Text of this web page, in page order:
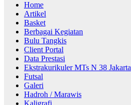
Home
Artikel
Basket
Berbagai Kegiatan
Bulu Tangkis
Client Portal
Data Prestasi
Ekstrakurikuler MTs N 38 Jakarta
Futsal
Galeri
Hadroh / Marawis
Kaligrafi